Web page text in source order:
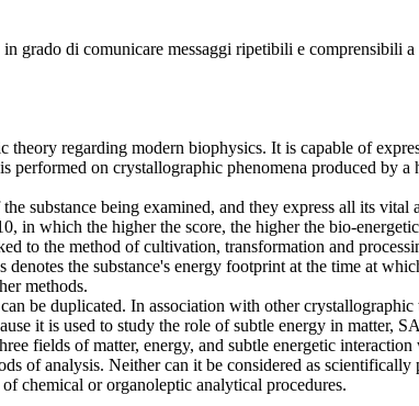
grado di comunicare messaggi ripetibili e comprensibili a
regarding modern biophysics. It is capable of
on crystallographic phenomena produced by a
substance being examined, and they express all its
in which the higher the score, the higher the bio-
to the method of cultivation, transformation and
the substance's energy footprint at the time at
methods.
be duplicated. In association with other
it is used to study the role of subtle energy in matter,
fields of matter, energy, and subtle energetic
of analysis. Neither can it be considered as
chemical or organoleptic analytical procedures.